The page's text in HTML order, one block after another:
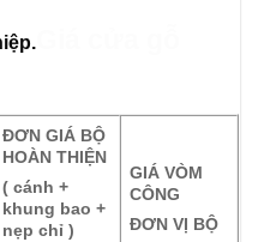
ĐƠN GIÁ BỘ
HOÀN THIỆN
( cánh +
khung bao +
nẹp chỉ )
GIÁ VÒM
CÔNG
ĐƠN VỊ BỘ